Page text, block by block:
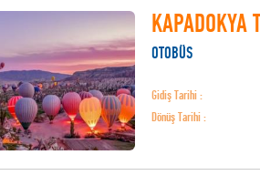
KAPADOKYA
OTOBÜS
Gidiş Tarihi :
Dönüş Tarihi :